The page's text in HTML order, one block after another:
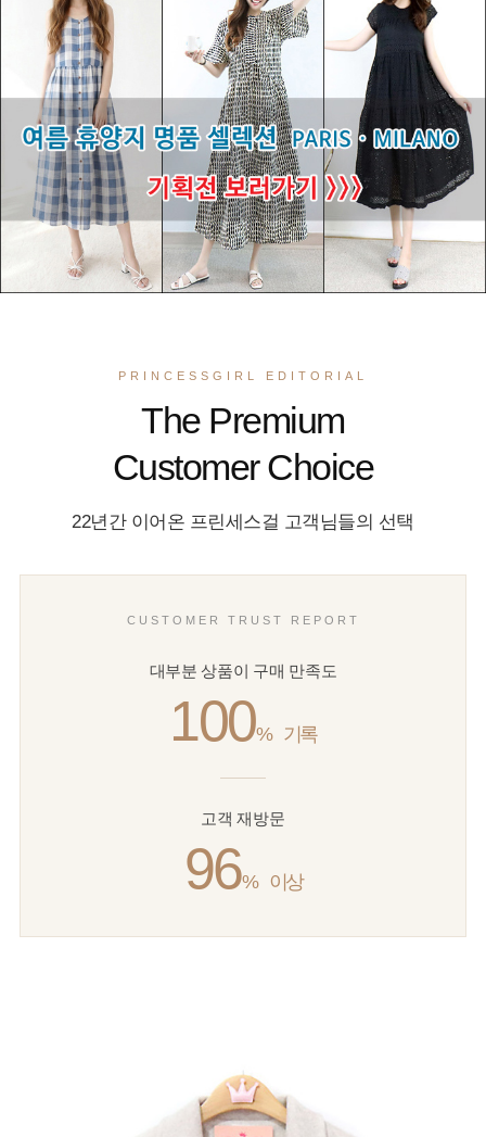
PRINCESSGIRL EDITORIAL
The Premium
Customer Choice
22년간 이어온 프린세스걸 고객님들의 선택
CUSTOMER TRUST REPORT
대부분 상품이 구매 만족도
100% 기록
고객 재방문
96% 이상